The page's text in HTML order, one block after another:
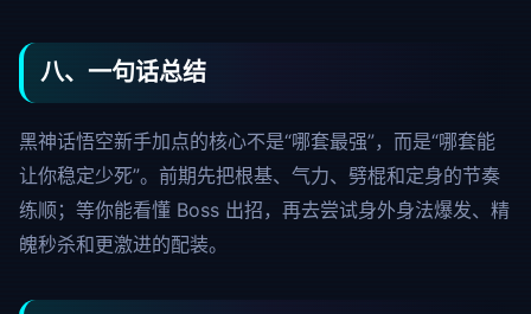
八、一句话总结
黑神话悟空新手加点的核心不是“哪套最强”，而是“哪套能
让你稳定少死”。前期先把根基、气力、劈棍和定身的节奏
练顺；等你能看懂 Boss 出招，再去尝试身外身法爆发、精
魄秒杀和更激进的配装。